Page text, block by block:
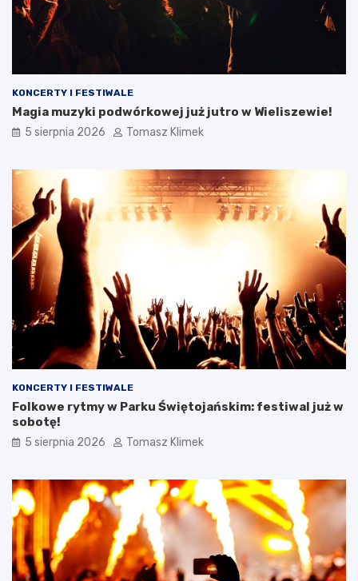
KONCERTY I FESTIWALE
Magia muzyki podwórkowej już jutro w Wieliszewie!
5 sierpnia 2026 Tomasz Klimek
KONCERTY I FESTIWALE
Folkowe rytmy w Parku Świętojańskim: festiwal już w
sobotę!
5 sierpnia 2026 Tomasz Klimek